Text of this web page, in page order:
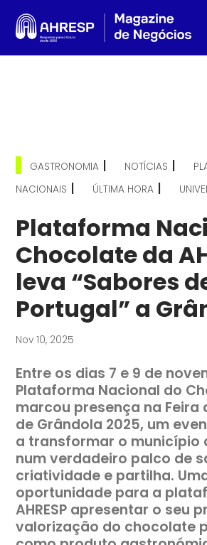
GASTRONOMIA | NOTÍCIAS |
NACIONAIS | ÚLTIMA HORA |
Plataforma
Chocolate da
leva “Sabores
Portugal” a
Nov 10, 2025
Entre os dias 7 e 9 de
Plataforma Nacional do
marcou presença na Feira
de Grândola 2025, um
a transformar o município
num verdadeiro palco de
criatividade e partilha.
oportunidade para a
AHRESP apresentar o seu
valorização do chocolate